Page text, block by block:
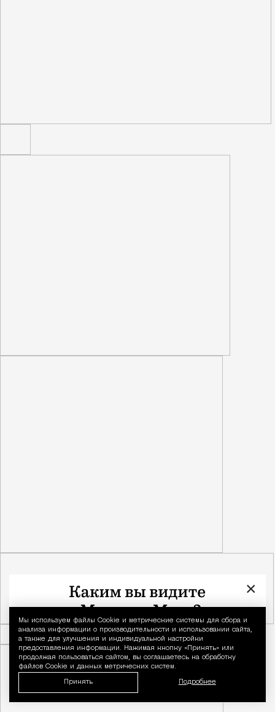
Уведомление
Мы используем файлы Сookie и метрические системы для сбора и
анализа информации о производительности и использовании сайта,
а также для улучшения и индивидуальной настройки
предоставления информации. Нажимая кнопку «Принять» или
продолжая пользоваться сайтом, вы соглашаетесь на обработку
файлов Cookie и данных метрических систем.
Принять Подробнее
×